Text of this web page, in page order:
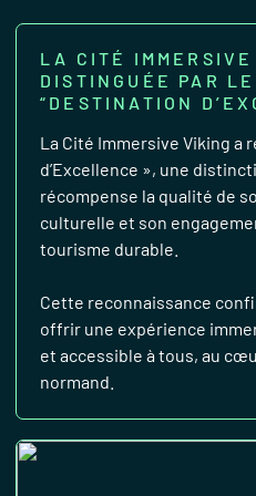
LA CITÉ
DISTINGUÉE PAR
“DESTINATION
La Cité Immersive Viking a
d’Excellence », une
récompense la qualité de
culturelle et son
tourisme durable.
Cette reconnaissance
offrir une expérience
et accessible à tous, au
normand.